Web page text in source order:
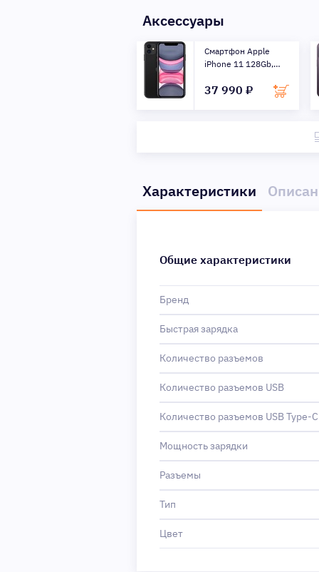
Аксессуары
Смартфон Apple
iPhone 11 128Gb,
37 990 ₽
Характеристики
Общие характеристики
Бренд
Быстрая зарядка
Количество разъемов
Количество разъемов USB
Количество разъемов USB Type-C
Мощность зарядки
Разъемы
Тип
Цвет